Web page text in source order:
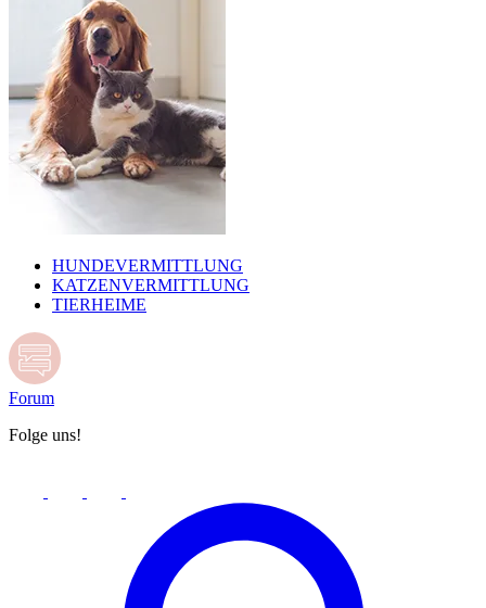
HUNDEVERMITTLUNG
KATZENVERMITTLUNG
TIERHEIME
Forum
Folge uns!